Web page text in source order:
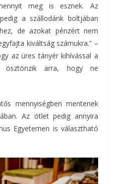
meg is esznek. Az
a szállodánk boltjában
de azokat pénzért nem
kiváltság számukra.” –
az üres tányér kihívással a
ösztönzik arra, hogy ne
mennyiségben mentenek
Az ötlet pedig annyira
Egyetemen is választható